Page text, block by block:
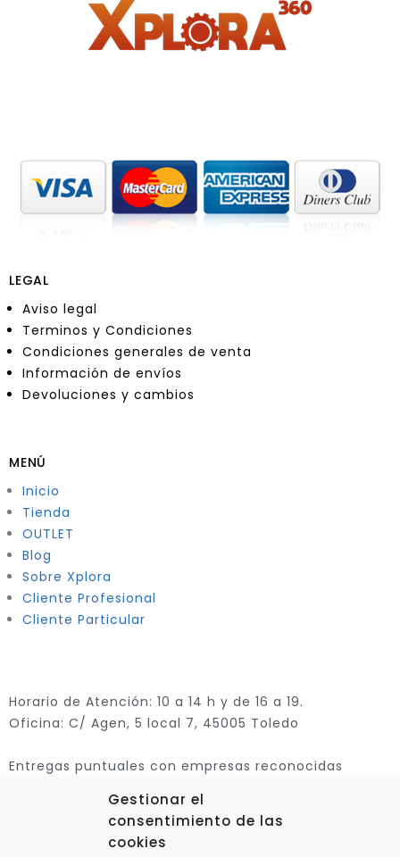
Gestionar el
consentimiento de las
cookies
LEGAL
Aviso legal
Terminos y Condiciones
Condiciones generales de venta
Información de envíos
Devoluciones y cambios
MENÚ
Inicio
Tienda
OUTLET
Blog
Sobre Xplora
Cliente Profesional
Cliente Particular
Horario de Atención: 10 a 14 h y de 16 a 19.
Oficina: C/ Agen, 5 local 7, 45005 Toledo
Entregas puntuales con empresas reconocidas